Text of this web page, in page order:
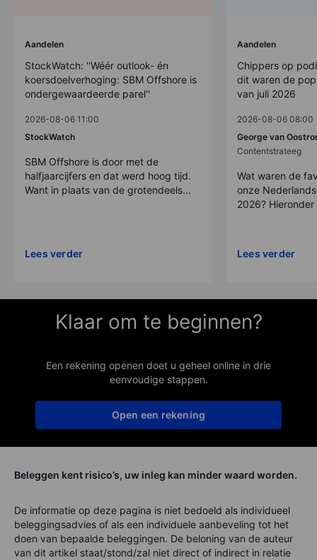
Aandelen
StockWatch: ''Wéér outlook- én
koersdoelverhoging: SBM Offshore is
ondergewaardeerde parel''
2026-08-06 11:00
StockWatch
SBM Offshore is door met de
halfjaarcijfers en dat werd hoog tijd.
Want in plaats van de grotendeels...
Lees verder
Aandelen
Chippers op
dit waren de
van juli 2026
2026-08-06 08:00
George van
Contentstrateeg
Wat waren de
onze
2026?
Lees verder
Klaar om te beginnen?
Een rekening openen doet u geheel online in drie
eenvoudige stappen.
Open een rekening
Beleggen kent risico’s, uw inleg kan minder waard worden.
De informatie op deze pagina is niet bedoeld als individueel
beleggingsadvies of als een individuele aanbeveling tot het
doen van bepaalde beleggingen. De beloning van de auteur
van dit artikel staat/stond/zal niet direct of indirect in relatie